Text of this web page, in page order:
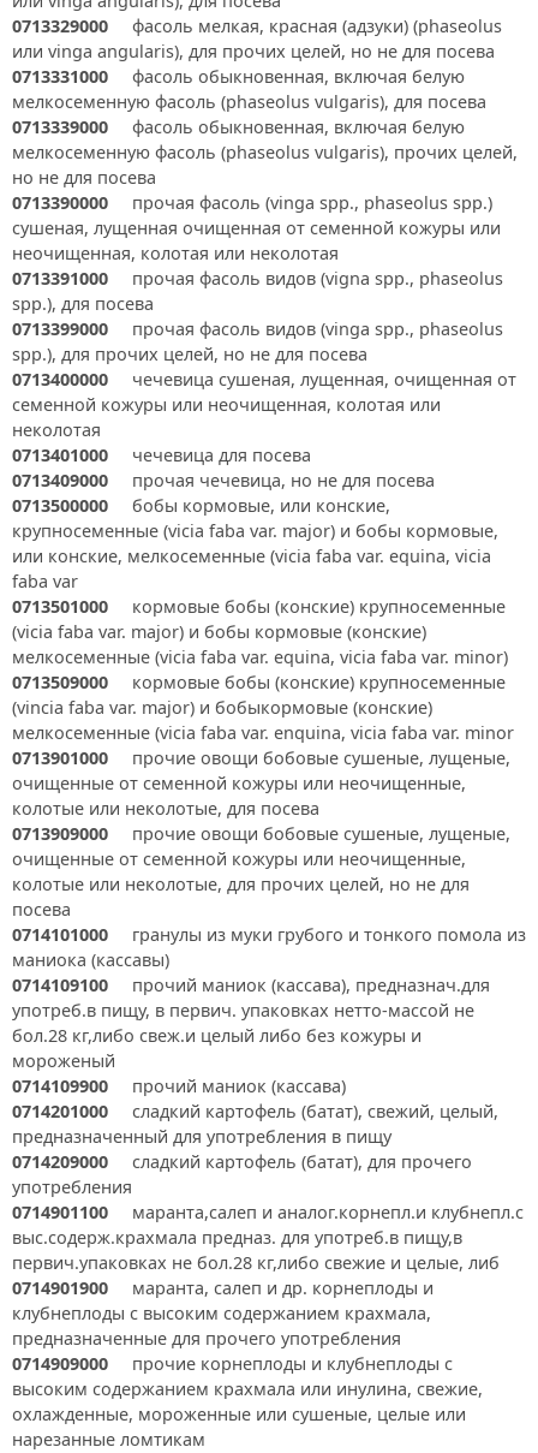
0713329000 фасоль мелкая, красная (адзуки) (phaseolus
или vinga angularis), для прочих целей, но не для посева
0713331000 фасоль обыкновенная, включая белую
мелкосеменную фасоль (phaseolus vulgaris), для посева
0713339000 фасоль обыкновенная, включая белую
мелкосеменную фасоль (phaseolus vulgaris), прочих целей,
но не для посева
0713390000 прочая фасоль (vinga spp., phaseolus spp.)
сушеная, лущенная очищенная от семенной кожуры или
неочищенная, колотая или неколотая
0713391000 прочая фасоль видов (vigna spp., phaseolus
spp.), для посева
0713399000 прочая фасоль видов (vinga spp., phaseolus
spp.), для прочих целей, но не для посева
0713400000 чечевица сушеная, лущенная, очищенная от
семенной кожуры или неочищенная, колотая или
неколотая
0713401000 чечевица для посева
0713409000 прочая чечевица, но не для посева
0713500000 бобы кормовые, или конские,
крупносеменные (vicia faba var. major) и бобы кормовые,
или конские, мелкосеменные (vicia faba var. equina, vicia
faba var
0713501000 кормовые бобы (конские) крупносеменные
(vicia faba var. major) и бобы кормовые (конские)
мелкосеменные (vicia faba var. equina, vicia faba var. minor)
0713509000 кормовые бобы (конские) крупносеменные
(vincia faba var. major) и бобыкормовые (конские)
мелкосеменные (vicia faba var. enquina, vicia faba var. minor
0713901000 прочие овощи бобовые сушеные, лущеные,
очищенные от семенной кожуры или неочищенные,
колотые или неколотые, для посева
0713909000 прочие овощи бобовые сушеные, лущеные,
очищенные от семенной кожуры или неочищенные,
колотые или неколотые, для прочих целей, но не для
посева
0714101000 гранулы из муки грубого и тонкого помола из
маниока (кассавы)
0714109100 прочий маниок (кассава), предназнач.для
употреб.в пищу, в первич. упаковках нетто-массой не
бол.28 кг,либо свеж.и целый либо без кожуры и
мороженый
0714109900 прочий маниок (кассава)
0714201000 сладкий картофель (батат), свежий, целый,
предназначенный для употребления в пищу
0714209000 сладкий картофель (батат), для прочего
употребления
0714901100 маранта,салеп и аналог.корнепл.и клубнепл.с
выс.содерж.крахмала предназ. для употреб.в пищу,в
первич.упаковках не бол.28 кг,либо свежие и целые, либ
0714901900 маранта, салеп и др. корнеплоды и
клубнеплоды с высоким содержанием крахмала,
предназначенные для прочего употребления
0714909000 прочие корнеплоды и клубнеплоды с
высоким содержанием крахмала или инулина, свежие,
охлажденные, мороженные или сушеные, целые или
нарезанные ломтикам